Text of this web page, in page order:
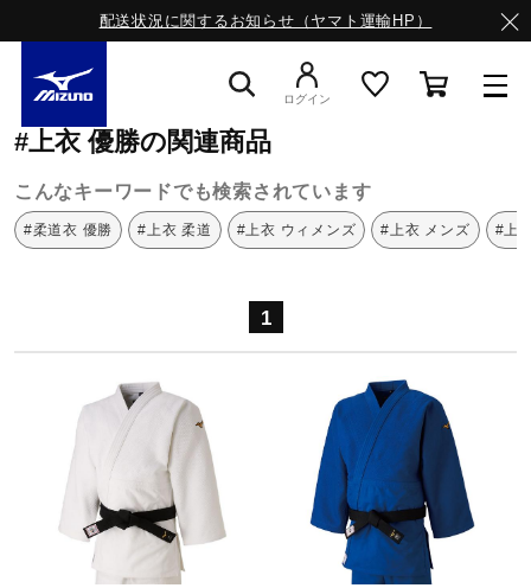
配送状況に関するお知らせ（ヤマト運輸HP）
ライフスタイルウエア
サッカー／フットサル
トレーニング
ログイン
ミズノ公式オンライン
#上衣 優勝の関連商品
こんなキーワードでも検索されています
#柔道衣 優勝 #上衣 柔道 #上衣 ウィメンズ #上衣 メンズ #上
1